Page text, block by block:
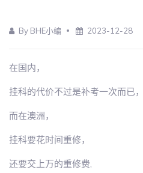
By BHE小编 2023-12-28
在国内，
挂科的代价不过是补考一次而已，
而在澳洲，
挂科要花时间重修，
还要交上万的重修费,